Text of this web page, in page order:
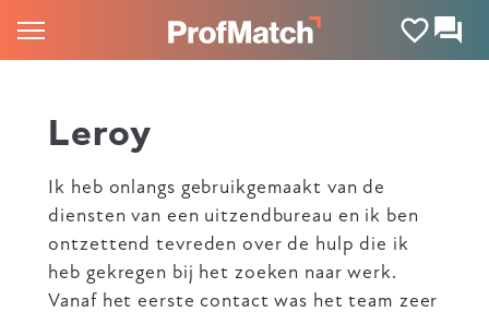
Leroy
Ik heb onlangs gebruikgemaakt van de
diensten van een uitzendbureau en ik ben
ontzettend tevreden over de hulp die ik
heb gekregen bij het zoeken naar werk.
Vanaf het eerste contact was het team zeer